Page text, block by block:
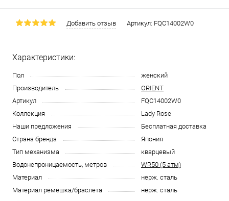
Добавить отзыв Артикул: FQC14002W0
Характеристики:
Пол
женский
Производитель
ORIENT
Артикул
FQC14002W0
Коллекция
Lady Rose
Наши предложения
Бесплатная доставка
Страна бренда
Япония
Тип механизма
кварцевый
Водонепроницаемость, метров
WR50 (5 атм)
Материал
нерж. сталь
Материал ремешка/браслета
нерж. сталь